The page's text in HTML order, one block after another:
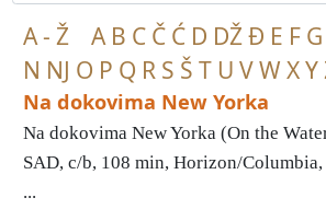
A - Ž A B C Č Ć D DŽĐ E F G
N NJ O P Q R S Š T U VW XY
Na dokovima New Yorka
Na dokovima New Yorka (On the
SAD, c/b, 108 min, Horizon/Columbia,
...